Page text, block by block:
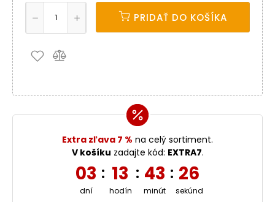
PRIDAŤ DO KOŠÍKA
Extra zľava 7 % na celý sortiment.
V košíku zadajte kód: EXTRA7.
03
dní
: 13
hodín
: 43
minút
: 25
sekúnd